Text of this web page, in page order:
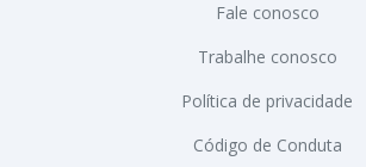
Fale conosco
Trabalhe conosco
Política de privacidade
Código de Conduta